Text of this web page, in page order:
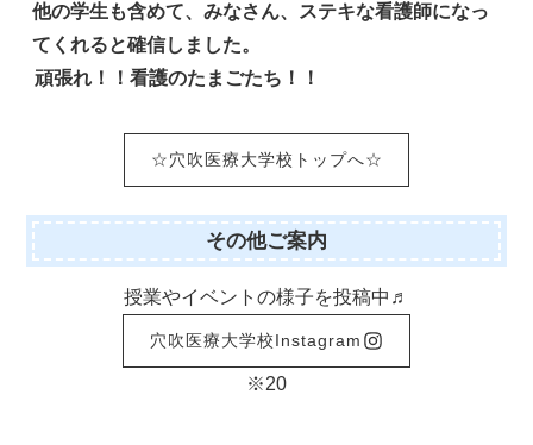
他の学生も含めて、みなさん、ステキな看護師になっ
てくれると確信しました。
頑張れ！！看護のたまごたち！！
☆穴吹医療大学校トップへ☆
その他ご案内
授業やイベントの様子を投稿中♬
穴吹医療大学校Instagram
※20